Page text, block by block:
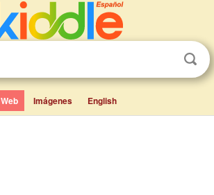
Web Imágenes English